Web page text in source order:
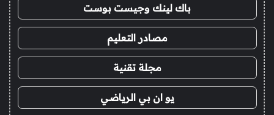
باك لينك وجيست بوست
مصادر التعليم
مجلة تقنية
يو ان بي الرياضي